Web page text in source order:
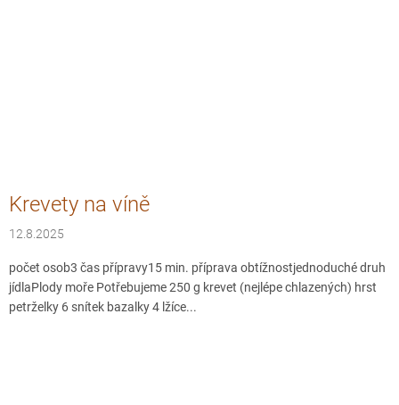
Krevety na víně
12.8.2025
počet osob3 čas přípravy15 min. příprava obtížnostjednoduché druh
jídlaPlody moře Potřebujeme 250 g krevet (nejlépe chlazených) hrst
petrželky 6 snítek bazalky 4 lžíce...